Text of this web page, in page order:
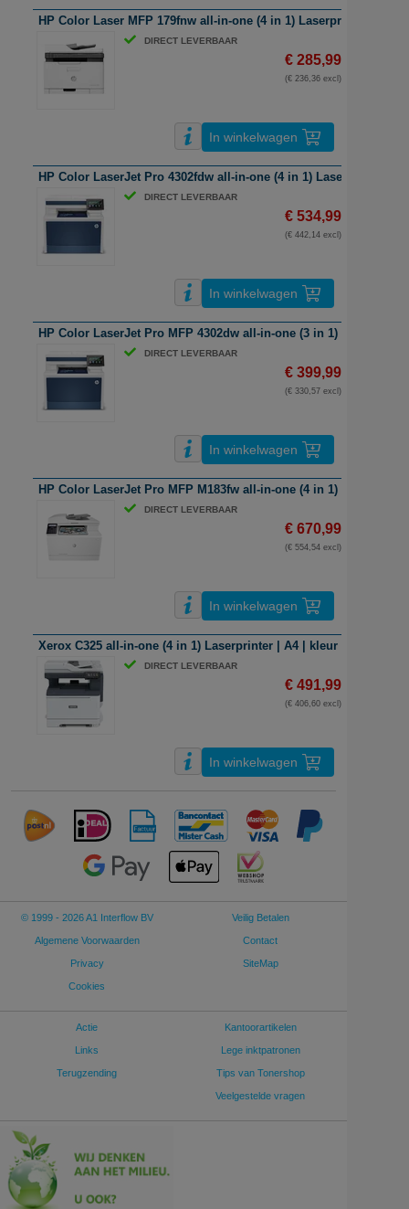
HP Color Laser MFP 179fnw all-in-one (4 in 1) Laserprinter | A4 |
DIRECT LEVERBAAR
€ 285,99
(€ 236,36 excl)
In winkelwagen
HP Color LaserJet Pro 4302fdw all-in-one (4 in 1) Laserprinter |
DIRECT LEVERBAAR
€ 534,99
(€ 442,14 excl)
In winkelwagen
HP Color LaserJet Pro MFP 4302dw all-in-one (3 in 1)
DIRECT LEVERBAAR
€ 399,99
(€ 330,57 excl)
In winkelwagen
HP Color LaserJet Pro MFP M183fw all-in-one (4 in 1)
DIRECT LEVERBAAR
€ 670,99
(€ 554,54 excl)
In winkelwagen
Xerox C325 all-in-one (4 in 1) Laserprinter | A4 | kleur | wifi
DIRECT LEVERBAAR
€ 491,99
(€ 406,60 excl)
In winkelwagen
© 1999 - 2026 A1 Interflow BV
Algemene Voorwaarden
Privacy
Cookies
Veilig Betalen
Contact
SiteMap
Actie
Links
Terugzending
Kantoorartikelen
Lege inktpatronen
Tips van Tonershop
Veelgestelde vragen